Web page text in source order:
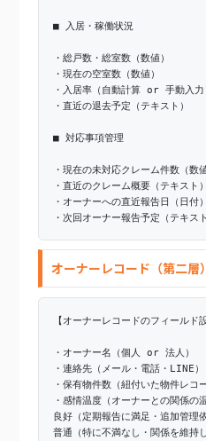
■ 入居・稼働状況
・総戸数・総室数（数値）
・現在の空室数（数値）
・入居率（自動計算 or 手動入力
・直近の退去予定（テキスト）
■ 対応事項管理
・現在の未対応クレーム件数（数値
・直近のクレーム概要（テキスト）
・オーナーへの直近報告日（日付）
・次回オーナー報告予定（テキスト
オーナーレコード（第二層）
【オーナーレコードのフィールド設
・オーナー名（個人 or 法人）
・連絡先（メール・電話・LINE）
・保有物件数（紐付いた物件レコ
・感情温度（オーナーとの関係の
良好（定期報告に満足・追加管理
普通（特に不満なし・関係を維持